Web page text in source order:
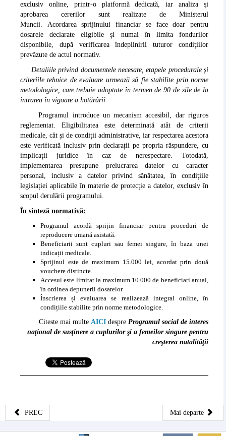
exclusiv online, printr-o platformă dedicată, iar analiza și
aprobarea cererilor sunt realizate de Ministerul
Muncii. Acordarea sprijinului financiar se face doar pentru
dosarele declarate eligibile și numai în limita fondurilor
disponibile, după verificarea îndeplinirii tuturor condițiilor
prevăzute de actul normativ.
Detaliile privind documentele necesare, etapele procedurale și
criteriile tehnice de evaluare urmează să fie stabilite prin norme
metodologice, care trebuie adoptate în termen de 90 de zile de la
intrarea în vigoare a hotărârii.
Programul introduce un mecanism accesibil, dar riguros
reglementat. Eligibilitatea este determinată atât de criterii
medicale, cât și de condiții administrative, iar respectarea acestora
este verificată inclusiv prin declarații pe propria răspundere, cu
implicații juridice în caz de nerespectare. Totodată,
implementarea presupune prelucrarea datelor cu caracter
personal, inclusiv a datelor privind sănătatea, în condițiile
legislației aplicabile în materie de protecție a datelor, exclusiv în
scopul derulării programului.
În sinteză normativă:
Programul acordă sprijin financiar pentru proceduri de
reproducere umană asistată.
Beneficiarii sunt cupluri sau femei singure, în baza unei
indicații medicale.
Sprijinul este de maximum 15.000 lei, acordat prin două
vouchere distincte.
Accesul este limitat la maximum 10.000 de beneficiari anual,
în ordinea depunerii dosarelor.
Înscrierea și evaluarea se realizează integral online, în
condițiile stabilite prin norme metodologice.
Citeste mai multe AICI despre Programul social de interes
naţional de susţinere a cuplurilor şi a femeilor singure pentru
creşterea natalităţii
PREC Mai departe